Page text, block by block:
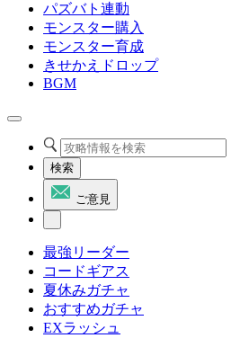
パズバト連動
モンスター購入
モンスター育成
きせかえドロップ
BGM
検索
ご意見
最強リーダー
コードギアス
夏休みガチャ
おすすめガチャ
EXラッシュ